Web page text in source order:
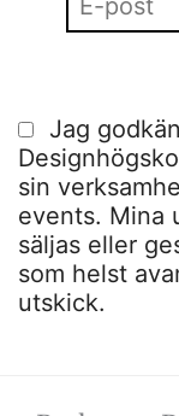
Jag
sin
events. Mina
säljas eller
som helst
utskick.